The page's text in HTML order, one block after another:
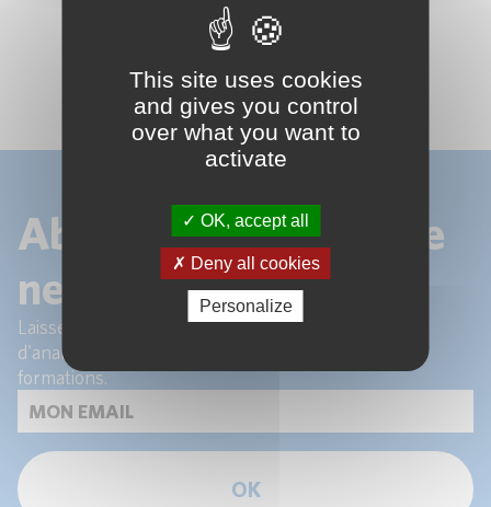
Plus d’infos sur le Programme
Inscrivez-vous à notre conférence
Abonnez-vous à notre
newsletter !
Laissez-nous votre email pour recevoir les articles
d'analyse de nos experts et les actualités de nos
formations.
OK
This site uses cookies
and gives you control
over what you want to
activate
OK, accept all
Deny all cookies
Personalize